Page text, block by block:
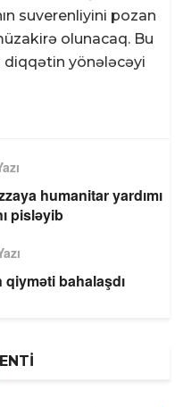
suverenliyini pozan
olunacaq. Bu
diqqətin yönələcəyi
humanitar yardımı
pisləyib
bahalaşdı